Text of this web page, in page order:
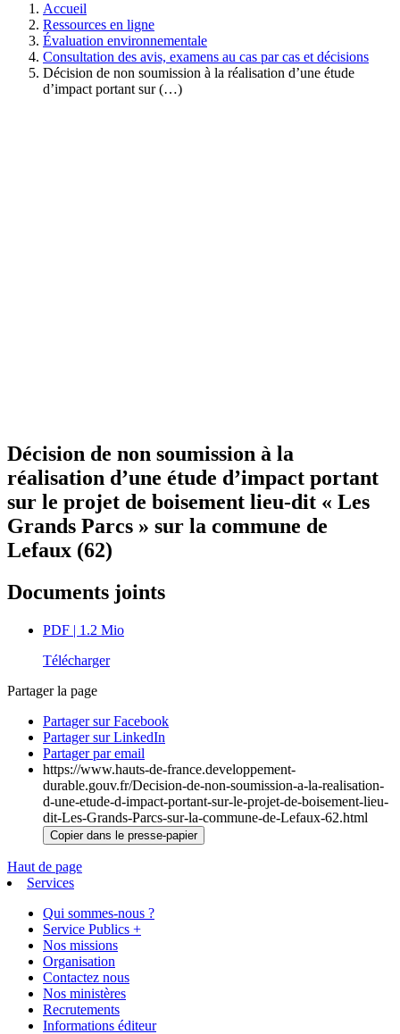
Accueil
Ressources en ligne
Évaluation environnementale
Consultation des avis, examens au cas par cas et décisions
Décision de non soumission à la réalisation d’une étude
d’impact portant sur (…)
Décision de non soumission à la
réalisation d’une étude d’impact portant
sur le projet de boisement lieu-dit « Les
Grands Parcs » sur la commune de
Lefaux (62)
Documents joints
PDF | 1.2 Mio
Télécharger
Partager la page
Partager sur Facebook
Partager sur LinkedIn
Partager par email
https://www.hauts-de-france.developpement-
durable.gouv.fr/Decision-de-non-soumission-a-la-realisation-
d-une-etude-d-impact-portant-sur-le-projet-de-boisement-lieu-
dit-Les-Grands-Parcs-sur-la-commune-de-Lefaux-62.html
Copier dans le presse-papier
Haut de page
Services
Qui sommes-nous ?
Service Publics +
Nos missions
Organisation
Contactez nous
Nos ministères
Recrutements
Informations éditeur